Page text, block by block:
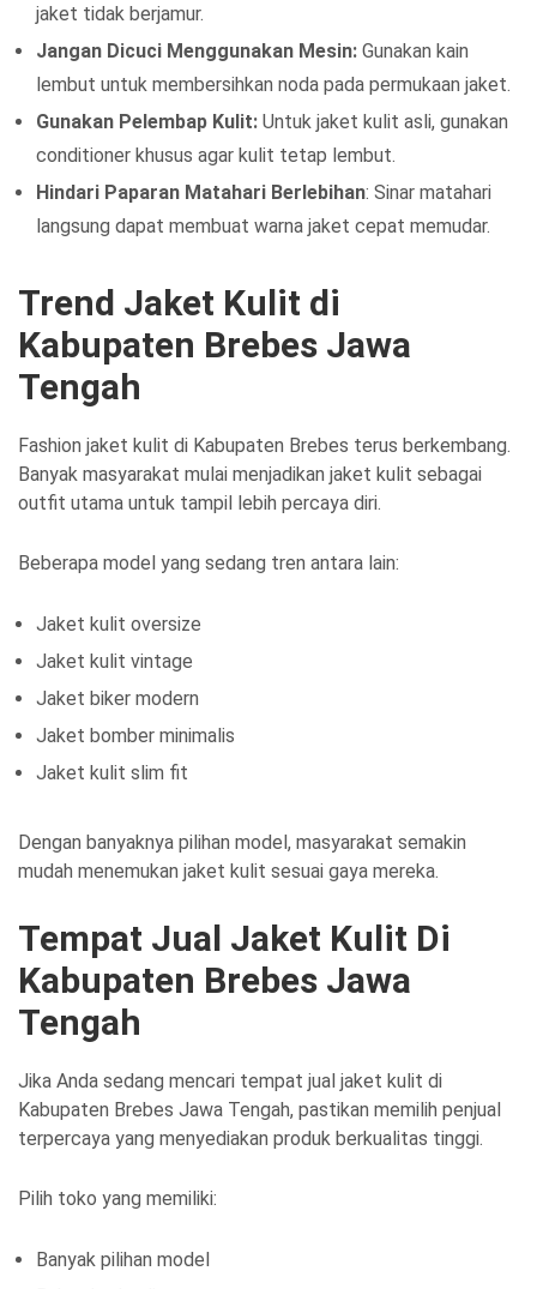
jaket tidak berjamur.
Jangan Dicuci Menggunakan Mesin: Gunakan kain
lembut untuk membersihkan noda pada permukaan jaket.
Gunakan Pelembap Kulit: Untuk jaket kulit asli, gunakan
conditioner khusus agar kulit tetap lembut.
Hindari Paparan Matahari Berlebihan: Sinar matahari
langsung dapat membuat warna jaket cepat memudar.
Trend Jaket Kulit di
Kabupaten Brebes Jawa
Tengah
Fashion jaket kulit di Kabupaten Brebes terus berkembang.
Banyak masyarakat mulai menjadikan jaket kulit sebagai
outfit utama untuk tampil lebih percaya diri.
Beberapa model yang sedang tren antara lain:
Jaket kulit oversize
Jaket kulit vintage
Jaket biker modern
Jaket bomber minimalis
Jaket kulit slim fit
Dengan banyaknya pilihan model, masyarakat semakin
mudah menemukan jaket kulit sesuai gaya mereka.
Tempat Jual Jaket Kulit Di
Kabupaten Brebes Jawa
Tengah
Jika Anda sedang mencari tempat jual jaket kulit di
Kabupaten Brebes Jawa Tengah, pastikan memilih penjual
terpercaya yang menyediakan produk berkualitas tinggi.
Pilih toko yang memiliki:
Banyak pilihan model